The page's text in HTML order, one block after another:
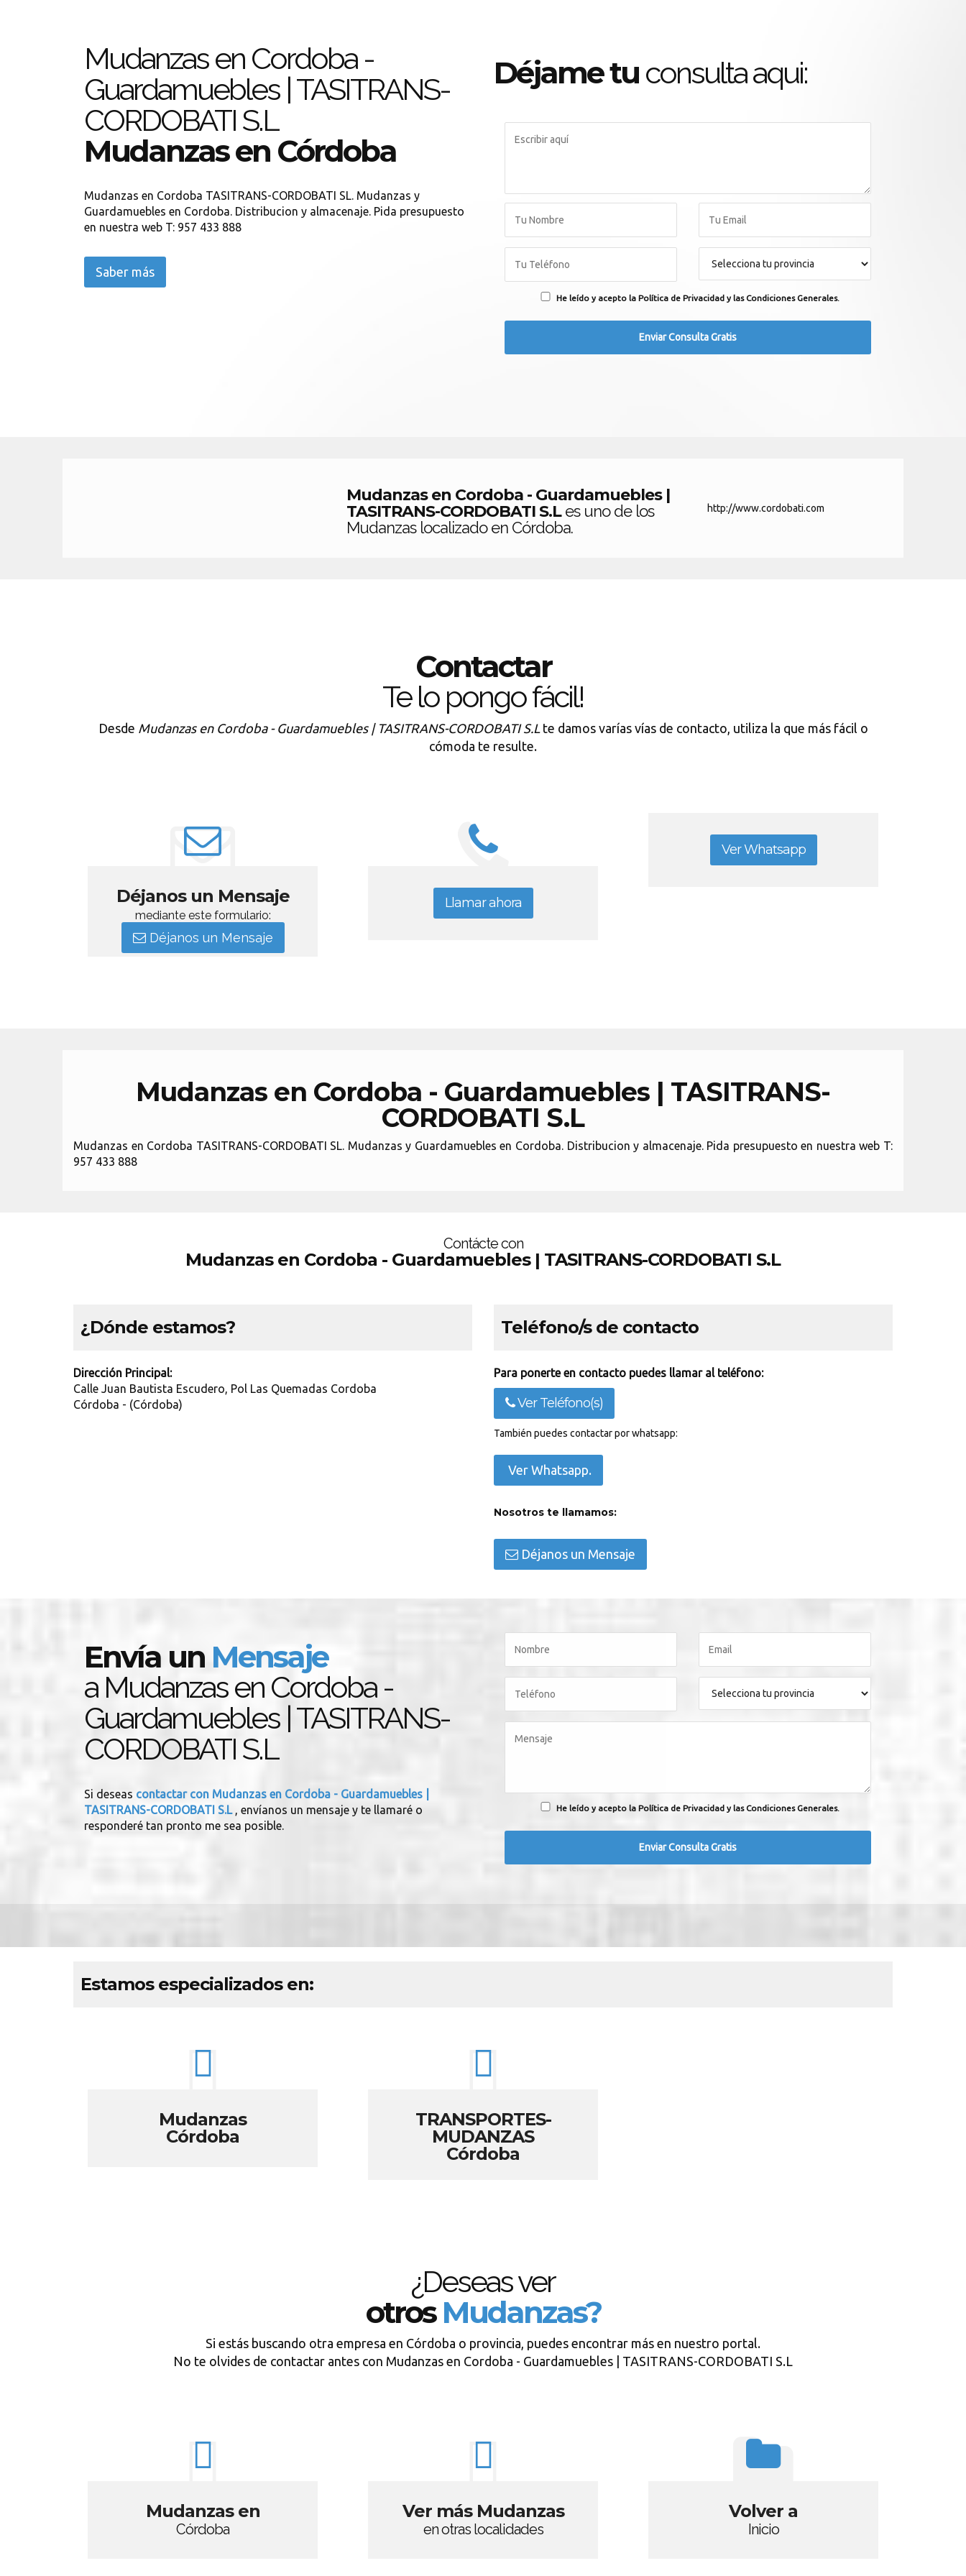
Mudanzas en Cordoba -
Guardamuebles | TASITRANS-
CORDOBATI S.L
Mudanzas en Córdoba
Mudanzas en Cordoba TASITRANS-CORDOBATI SL. Mudanzas y
Guardamuebles en Cordoba. Distribucion y almacenaje. Pida presupuesto
en nuestra web T: 957 433 888
Saber más
Déjame tu consulta aqui:
He leído y acepto la Política de Privacidad y las Condiciones Generales.
Mudanzas en Cordoba - Guardamuebles |
TASITRANS-CORDOBATI S.Les uno de los
Mudanzas localizado en Córdoba.
http://www.cordobati.com
Contactar
Te lo pongo fácil!
Desde Mudanzas en Cordoba - Guardamuebles | TASITRANS-CORDOBATI S.Lte damos varías vías de contacto, utiliza la que más fácil o
cómoda te resulte.
Déjanos un Mensaje
mediante este formulario:
Déjanos un Mensaje
Llamar ahora
Ver Whatsapp
Mudanzas en Cordoba - Guardamuebles | TASITRANS-
CORDOBATI S.L
Mudanzas en Cordoba TASITRANS-CORDOBATI SL. Mudanzas y Guardamuebles en Cordoba. Distribucion y almacenaje. Pida presupuesto en nuestra web T:
957 433 888
Contácte con
Mudanzas en Cordoba - Guardamuebles | TASITRANS-CORDOBATI S.L
¿Dónde estamos?
Dirección Principal:
Calle Juan Bautista Escudero, Pol Las Quemadas Cordoba
Córdoba - (Córdoba)
Teléfono/s de contacto
Para ponerte en contacto puedes llamar al teléfono:
Ver Teléfono(s)
También puedes contactar por whatsapp:
Ver Whatsapp.
Nosotros te llamamos:
Déjanos un Mensaje
Envía un Mensaje
a Mudanzas en Cordoba -
Guardamuebles | TASITRANS-
CORDOBATI S.L
Si deseas contactar con Mudanzas en Cordoba - Guardamuebles |
TASITRANS-CORDOBATI S.L , envíanos un mensaje y te llamaré o
responderé tan pronto me sea posible.
He leído y acepto la Política de Privacidad y las Condiciones Generales.
Estamos especializados en:
Mudanzas
Córdoba
TRANSPORTES-
MUDANZAS
Córdoba
¿Deseas ver
otrosMudanzas?
Si estás buscando otra empresa en Córdoba o provincia, puedes encontrar más en nuestro portal.
No te olvides de contactar antes con Mudanzas en Cordoba - Guardamuebles | TASITRANS-CORDOBATI S.L
Mudanzas en
Córdoba
Ver más Mudanzas
en otras localidades
Volver a
Inicio